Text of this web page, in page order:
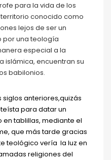
para la vida de los
conocido como
lejos de ser un
una teología
especial a la
islámica, encuentran su
babilonios.
anteriores,quizás
para datar un
tablillas, mediante el
que más tarde gracias
teológico vería la luz en
religiones del